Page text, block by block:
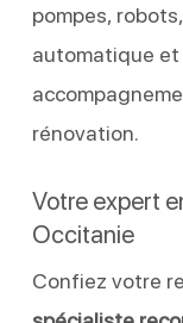
pompes,
automatique et
rénovation.
Votre expert
Occitanie
Confiez votre